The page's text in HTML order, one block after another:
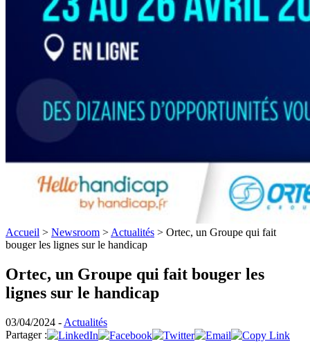
Accueil > Newsroom > Actualités > Ortec, un Groupe qui fait
bouger les lignes sur le handicap
Ortec, un Groupe qui fait bouger les
lignes sur le handicap
03/04/2024 - Actualités
Partager :